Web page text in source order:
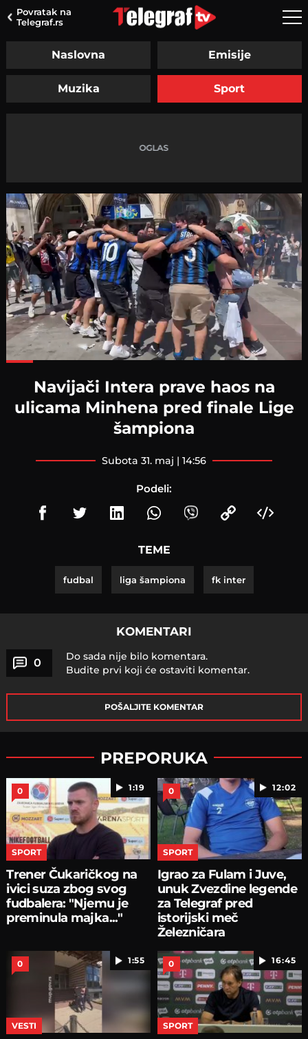
Povratak na
Telegraf.rs
Naslovna Emisije
Muzika Sport
Navijači Intera prave haos na
ulicama Minhena pred finale Lige
šampiona
subota 31. maj | 14:56
Podeli:
TEME
fudbal liga šampiona fk inter
KOMENTARI
0
Do sada nije bilo komentara.
Budite prvi koji će ostaviti komentar.
POŠALJITE KOMENTAR
PREPORUKA
1:19
0
SPORT
Trener Čukaričkog na
ivici suza zbog svog
fudbalera: "Njemu je
preminula majka..."
12:02
0
SPORT
Igrao za Fulam i Juve,
unuk Zvezdine legende
za Telegraf pred
istorijski meč
Železničara
1:55
0
VESTI
16:45
0
SPORT